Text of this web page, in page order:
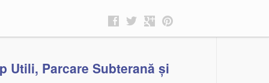
Utili, Parcare Subterană și